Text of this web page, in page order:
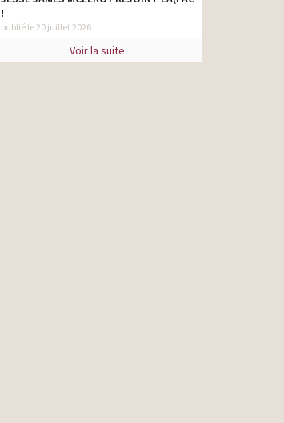
!
publié le 20 juillet 2026
Voir la suite